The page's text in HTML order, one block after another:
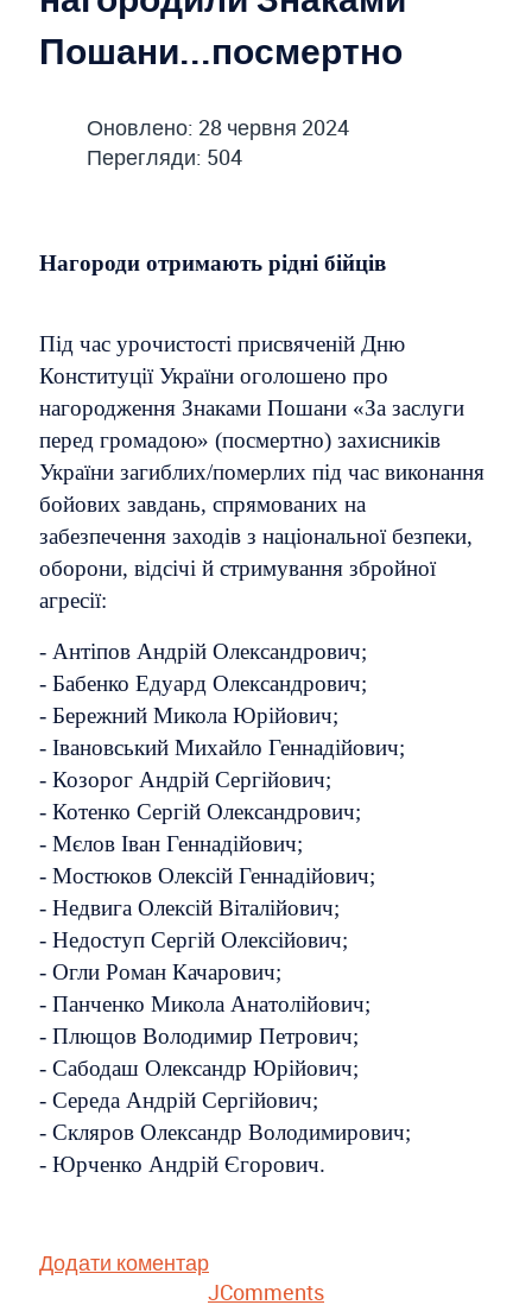
Пошани...посмертно
Оновлено: 28 червня 2024
Перегляди: 504
Нагороди отримають рідні бійців
Під час урочистості присвяченій Дню
Конституції України оголошено про
нагородження Знаками Пошани «За заслуги
перед громадою» (посмертно) захисників
України загиблих/померлих під час виконання
бойових завдань, спрямованих на
забезпечення заходів з національної безпеки,
оборони, відсічі й стримування збройної
агресії:
- Антіпов Андрій Олександрович;
- Бабенко Едуард Олександрович;
- Бережний Микола Юрійович;
- Івановський Михайло Геннадійович;
- Козорог Андрій Сергійович;
- Котенко Сергій Олександрович;
- Мєлов Іван Геннадійович;
- Мостюков Олексій Геннадійович;
- Недвига Олексій Віталійович;
- Недоступ Сергій Олексійович;
- Огли Роман Качарович;
- Панченко Микола Анатолійович;
- Плющов Володимир Петрович;
- Сабодаш Олександр Юрійович;
- Середа Андрій Сергійович;
- Скляров Олександр Володимирович;
- Юрченко Андрій Єгорович.
Додати коментар
JComments